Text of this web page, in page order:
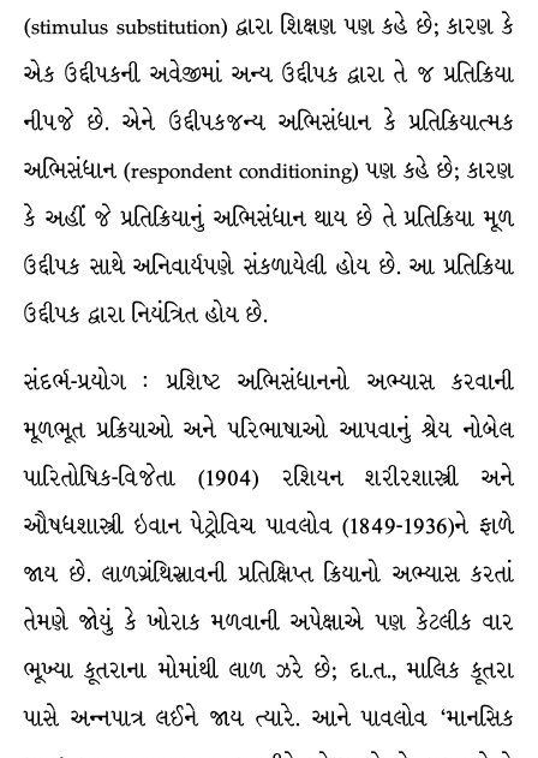
(stimulus substitution) દ્વારા શિક્ષણ પણ કહે છે; કારણ કે
એક ઉદ્દીપકની અવેજીમાં અન્ય ઉદ્દીપક દ્વારા તે જ પ્રતિક્રિયા
નીપજે છે. એને ઉદ્દીપકજન્ય અભિસંધાન કે પ્રતિક્રિયાત્મક
અભિસંધાન (respondent conditioning) પણ કહે છે; કારણ
કે અહીં જે પ્રતિક્રિયાનું અભિસંધાન થાય છે તે પ્રતિક્રિયા મૂળ
ઉદ્દીપક સાથે અનિવાર્યપણે સંકળાયેલી હોય છે. આ પ્રતિક્રિયા
ઉદ્દીપક દ્વારા નિયંત્રિત હોય છે.
સંદર્ભ-પ્રયોગ : પ્રશિષ્ટ અભિસંધાનનો અભ્યાસ કરવાની
મૂળભૂત પ્રક્રિયાઓ અને પરિભાષાઓ આપવાનું શ્રેય નોબેલ
પારિતોષિક-વિજેતા (1904) રશિયન શરીરશાસ્ત્રી અને
ઔષધશાસ્ત્રી ઇવાન પેટ્રોવિચ પાવલોવ (1849-1936)ને ફાળે
જાય છે. લાળગ્રંથિસ્રાવની પ્રતિક્ષિપ્ત ક્રિયાનો અભ્યાસ કરતાં
તેમણે જોયું કે ખોરાક મળવાની અપેક્ષાએ પણ કેટલીક વાર
ભૂખ્યા કૂતરાના મોમાંથી લાળ ઝરે છે; દા.ત., માલિક કૂતરા
પાસે અન્નપાત્ર લઈને જાય ત્યારે. આને પાવલોવ ‘માનસિક